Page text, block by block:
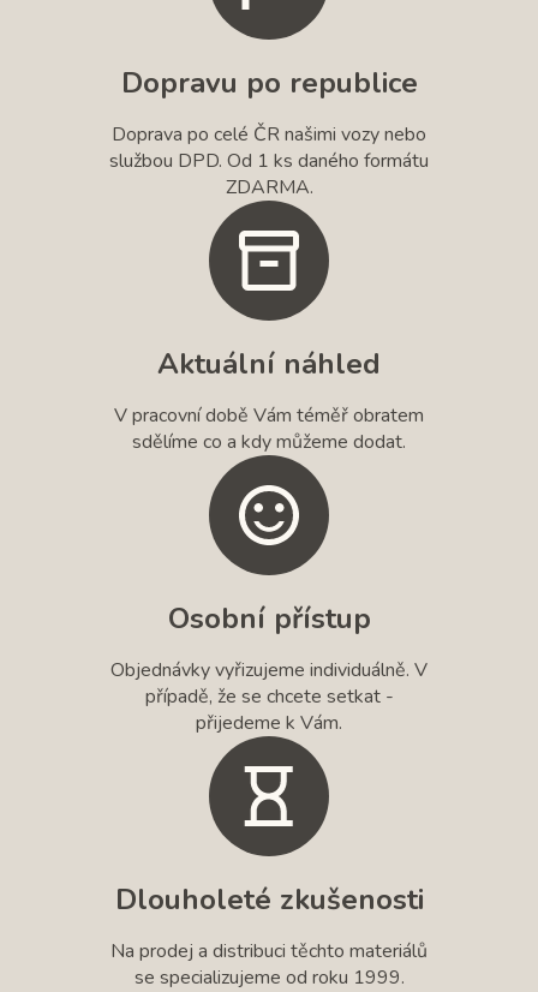
Dopravu po republice
Doprava po celé ČR našimi vozy nebo
službou DPD. Od 1 ks daného formátu
ZDARMA.
Aktuální náhled
V pracovní době Vám téměř obratem
sdělíme co a kdy můžeme dodat.
Osobní přístup
Objednávky vyřizujeme individuálně. V
případě, že se chcete setkat -
přijedeme k Vám.
Dlouholeté zkušenosti
Na prodej a distribuci těchto materiálů
se specializujeme od roku 1999.